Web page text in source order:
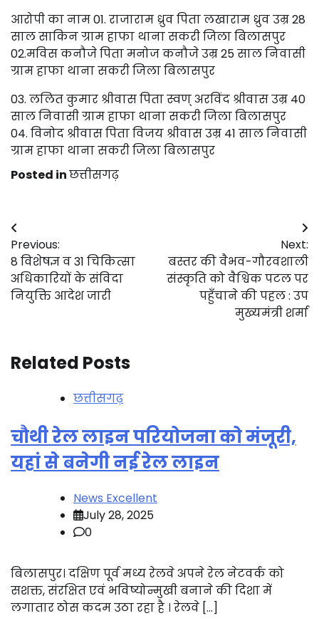
आरोपी का नाम 01. राजाराम ध्रुव पिता लखाराम ध्रुव उम्र 28
साल साकिन ग्राम हाफा थाना सकरी जिला बिलासपुर
02.मविस कनौजे पिता मनोज कनौजे उम्र 25 साल निवासी
ग्राम हाफा थाना सकरी जिला बिलासपुर
03. ललित कुमार श्रीवास पिता स्वण् अरविंद श्रीवास उम्र 40
साल निवासी ग्राम हाफा थाना सकरी जिला बिलासपुर
04. विनोद श्रीवास पिता विजय श्रीवास उम्र 41 साल निवासी
ग्राम हाफा थाना सकरी जिला बिलासपुर
Posted inछत्तीसगढ़
Post
navigation
Previous:
8 विशेषज्ञ व 31 चिकित्सा
अधिकारियों के संविदा
नियुक्ति आदेश जारी
Next:
बस्तर की वैभव-गौरवशाली
संस्कृति को वैश्विक पटल पर
पहुँचाने की पहल : उप
मुख्यमंत्री शर्मा
Related Posts
छत्तीसगढ़
चौथी रेल लाइन परियोजना को मंजूरी,
यहां से बनेगी नई रेल लाइन
News Excellent
July 28, 2025
0
बिलासपुर। दक्षिण पूर्व मध्य रेलवे अपने रेल नेटवर्क को
सशक्त, संरक्षित एवं भविष्योन्मुखी बनाने की दिशा में
लगातार ठोस कदम उठा रहा है । रेलवे […]